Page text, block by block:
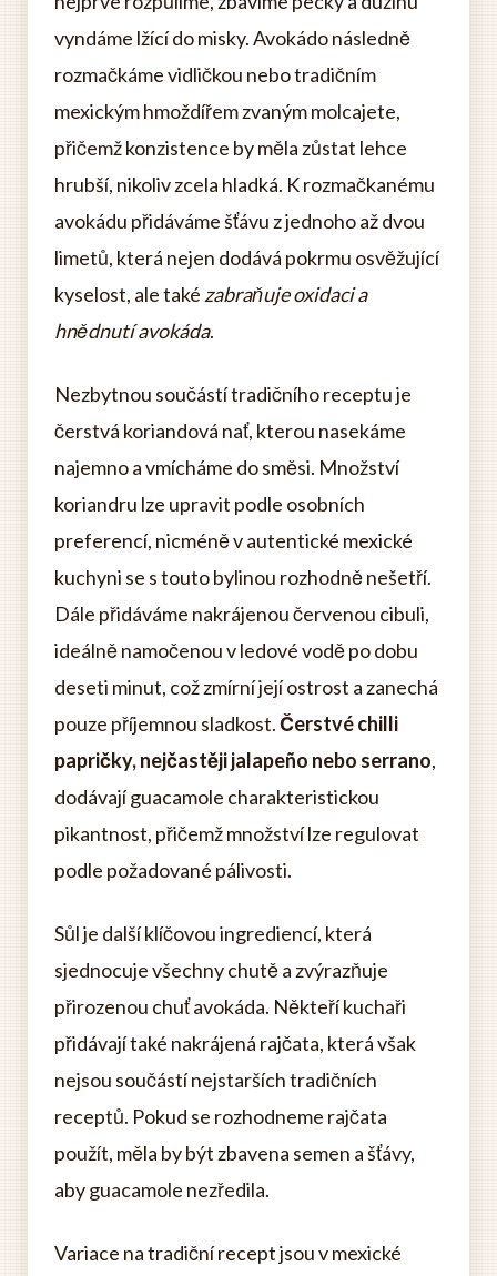
vyndáme lžící do misky. Avokádo následně
rozmačkáme vidličkou nebo tradičním
mexickým hmoždířem zvaným molcajete,
přičemž konzistence by měla zůstat lehce
hrubší, nikoliv zcela hladká. K rozmačkanému
avokádu přidáváme šťávu z jednoho až dvou
limetů, která nejen dodává pokrmu osvěžující
kyselost, ale také zabraňuje oxidaci a
hnědnutí avokáda.
Nezbytnou součástí tradičního receptu je
čerstvá koriandová nať, kterou nasekáme
najemno a vmícháme do směsi. Množství
koriandru lze upravit podle osobních
preferencí, nicméně v autentické mexické
kuchyni se s touto bylinou rozhodně nešetří.
Dále přidáváme nakrájenou červenou cibuli,
ideálně namočenou v ledové vodě po dobu
deseti minut, což zmírní její ostrost a zanechá
pouze příjemnou sladkost.Čerstvé chilli
papričky, nejčastěji jalapeño nebo serrano,
dodávají guacamole charakteristickou
pikantnost, přičemž množství lze regulovat
podle požadované pálivosti.
Sůl je další klíčovou ingrediencí, která
sjednocuje všechny chutě a zvýrazňuje
přirozenou chuť avokáda. Někteří kuchaři
přidávají také nakrájená rajčata, která však
nejsou součástí nejstarších tradičních
receptů. Pokud se rozhodneme rajčata
použít, měla by být zbavena semen a šťávy,
aby guacamole nezředila.
Variace na tradiční recept jsou v mexické